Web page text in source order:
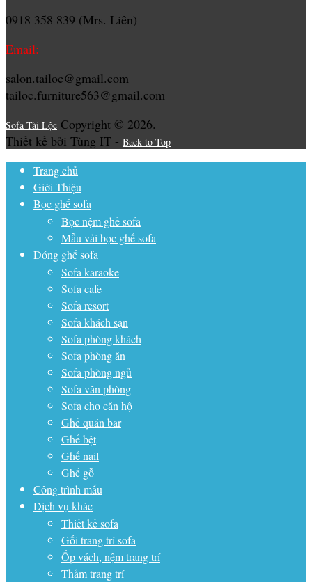
0918 358 839 (Mrs. Liên)
Email:
salon.tailoc@gmail.com
tailoc.furniture563@gmail.com
Sofa Tài Lộc Copyright © 2026.
Thiết kế bởi Tùng IT - Back to Top
Trang chủ
Giới Thiệu
Bọc ghế sofa
Bọc nệm ghế sofa
Mẫu vải bọc ghế sofa
Đóng ghế sofa
Sofa karaoke
Sofa cafe
Sofa resort
Sofa khách sạn
Sofa phòng khách
Sofa phòng ăn
Sofa phòng ngủ
Sofa văn phòng
Sofa cho căn hộ
Ghế quán bar
Ghế bệt
Ghế nail
Ghế gỗ
Công trình mẫu
Dịch vụ khác
Thiết kế sofa
Gối trang trí sofa
Ốp vách, nệm trang trí
Thảm trang trí